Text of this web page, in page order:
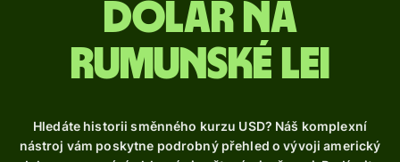
dolar na
rumunské lei
Hledáte historii směnného kurzu USD? Náš komplexní
nástroj vám poskytne podrobný přehled o vývoji americký